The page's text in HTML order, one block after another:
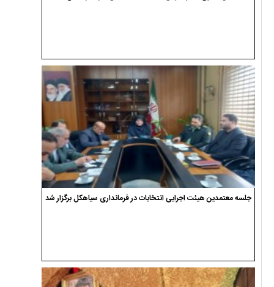
جلسه معتمدین هیئت اجرایی انتخابات در فرمانداری سیاهکل برگزار شد